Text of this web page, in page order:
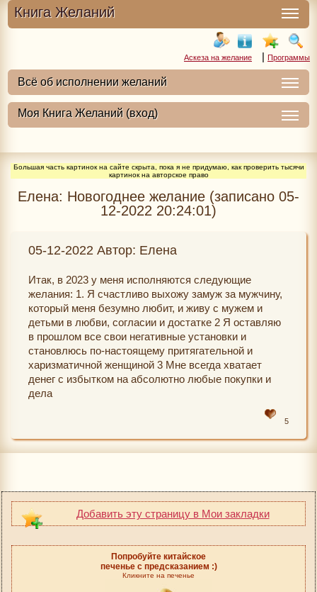
Книга Желаний
Аскеза на желание | Программы
Большая часть картинок на сайте скрыта, пока я не придумаю, как проверить тысячи
картинок на авторское право
Елена: Новогоднее желание (записано 05-
12-2022 20:24:01)
05-12-2022 Автор: Елена
Итак, в 2023 у меня исполняются следующие
желания: 1. Я счастливо выхожу замуж за мужчину,
который меня безумно любит, и живу с мужем и
детьми в любви, согласии и достатке 2 Я оставляю
в прошлом все свои негативные установки и
становлюсь по-настоящему притягательной и
харизматичной женщиной 3 Мне всегда хватает
денег с избытком на абсолютно любые покупки и
дела
5
Добавить эту страницу в Мои закладки
Попробуйте китайское
печенье с предсказанием :)
Кликните на печенье